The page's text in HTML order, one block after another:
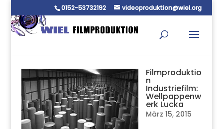
0152-53732192 videoproduktion@wiel.org
Filmproduktio
n
Industriefilm:
Wellpappenw
erk Lucka
März 15, 2015